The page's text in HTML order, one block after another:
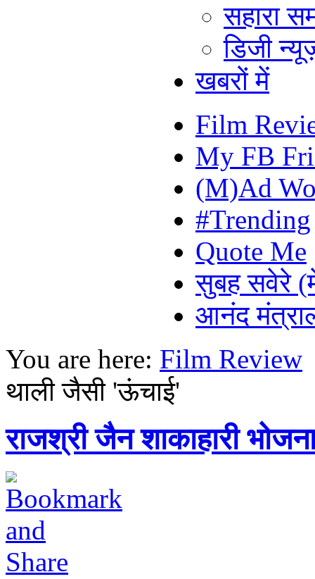
सहारा
डिजी
खबरों में
Film
My FB
(M)Ad
#Trending
Quote Me
सुबह सवेरे
आनंद
You are here: Film Review
थाली जैसी 'ऊंचाई'
राजश्री जैन शाकाहारी